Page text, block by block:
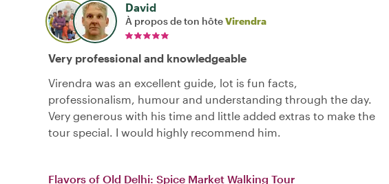
David
À propos de ton hôteVirendra
Very professional and knowledgeable
Virendra was an excellent guide, lot is fun facts,
professionalism, humour and understanding through the day.
Very generous with his time and little added extras to make the
tour special. I would highly recommend him.
Flavors of Old Delhi: Spice Market Walking Tour